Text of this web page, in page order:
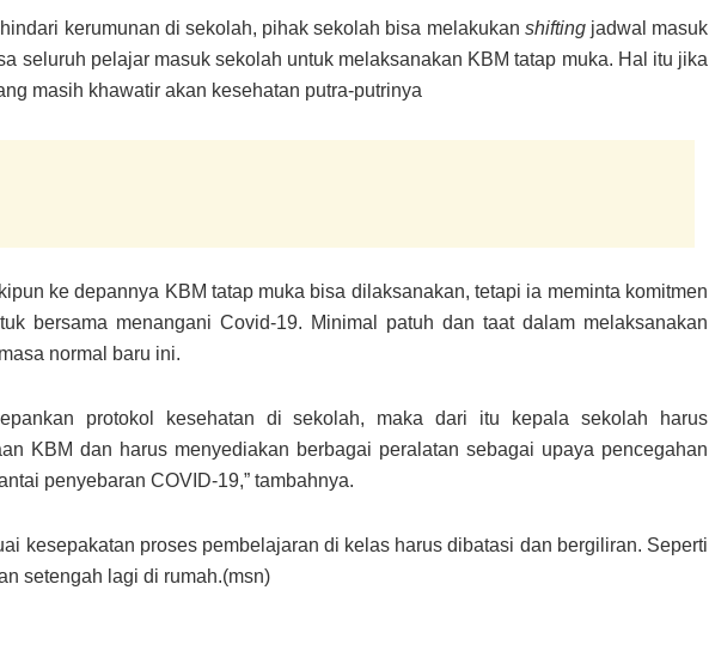
kerumunan di sekolah, pihak sekolah bisa melakukan shiftingjadwal masuk
seluruh pelajar masuk sekolah untuk melaksanakan KBM tatap muka. Hal itu jika
masih khawatir akan kesehatan putra-putrinya
ke depannya KBM tatap muka bisa dilaksanakan, tetapi ia meminta komitmen
bersama menangani Covid-19. Minimal patuh dan taat dalam melaksanakan
normal baru ini.
protokol kesehatan di sekolah, maka dari itu kepala sekolah harus
KBM dan harus menyediakan berbagai peralatan sebagai upaya pencegahan
penyebaran COVID-19,” tambahnya.
kesepakatan proses pembelajaran di kelas harus dibatasi dan bergiliran. Seperti
setengah lagi di rumah.(msn)